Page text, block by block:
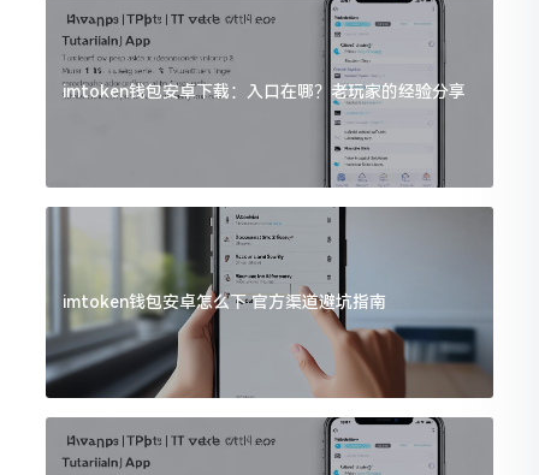
imtoken钱包安卓下载：入口在哪？老玩家的经验分享
imtoken钱包安卓怎么下 官方渠道避坑指南